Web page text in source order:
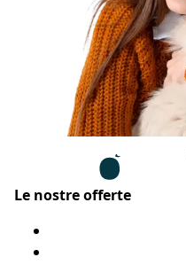
Le nostre offerte